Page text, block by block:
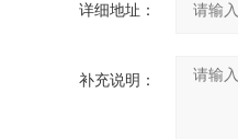
详细地址：
补充说明：